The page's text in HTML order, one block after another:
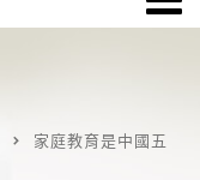
家庭教育是中國五